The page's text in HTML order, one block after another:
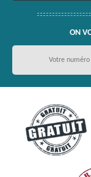
ON